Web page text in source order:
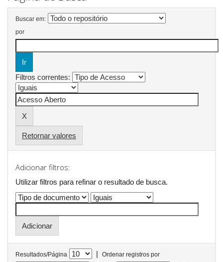
Buscar em:
por
Filtros correntes:
Retornar valores
Adicionar filtros:
Utilizar filtros para refinar o resultado de busca.
Resultados/Página |
Ordenar registros por